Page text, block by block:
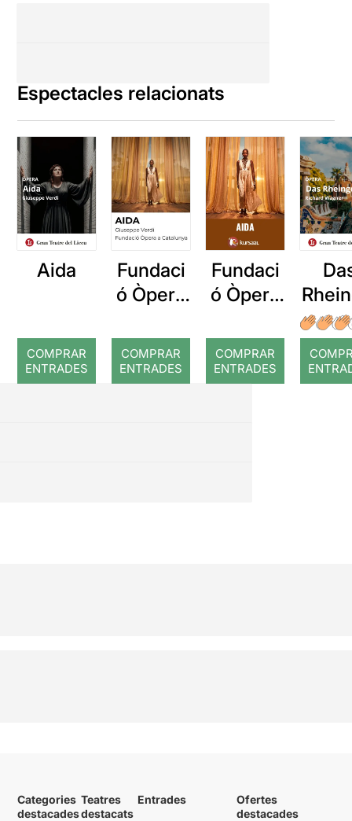
Espectacles relacionats
Aida
COMPRAR
ENTRADES
Fundaci
ó Òpera
Cataluny
a: Aida
COMPRAR
ENTRADES
Fundaci
ó Òpera
Cataluny
a: Aida
COMPRAR
ENTRADES
d
Categories
destacades
Teatres
destacats
Entrades
Ofertes
destacades